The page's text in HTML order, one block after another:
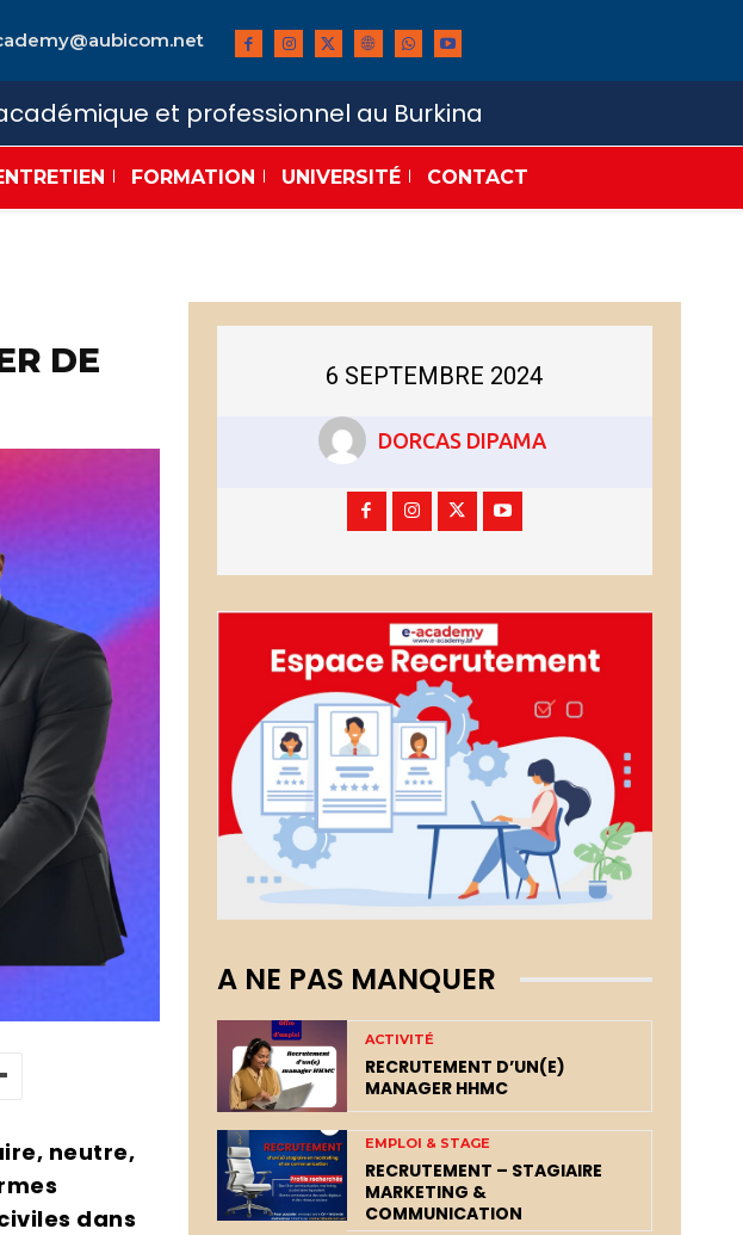
et professionnel au Burkina
FORMATION UNIVERSITÉ CONTACT
DE
neutre,
dans
6 SEPTEMBRE 2024
DORCAS DIPAMA
A NE PAS MANQUER
ACTIVITÉ
RECRUTEMENT D’UN(E)
MANAGER HHMC
EMPLOI & STAGE
RECRUTEMENT – STAGIAIRE
MARKETING &
COMMUNICATION